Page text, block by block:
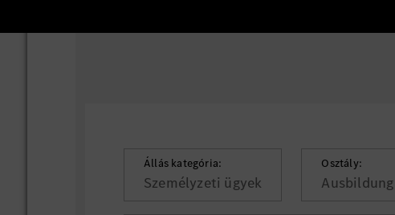
Állás kategória:
Személyzeti ügyek
Osztály: